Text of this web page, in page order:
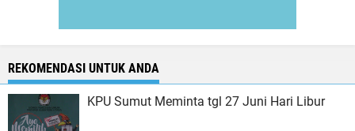
REKOMENDASI UNTUK ANDA
KPU Sumut Meminta tgl 27 Juni Hari Libur